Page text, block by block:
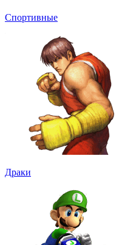
Спортивные
Драки